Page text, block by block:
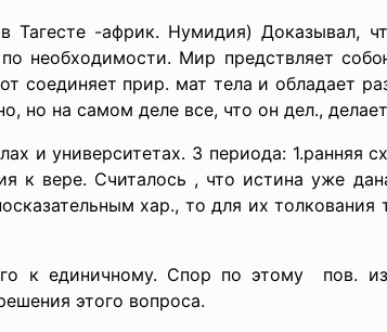
Тагесте -африк. Нумидия) Доказывал,
Мир предствляет
соединяет прир. мат тела и обладает
но на самом деле все, что он дел., делает
и университетах. 3 периода: 1.ранняя
к вере. Считалось , что истина уже
хар., то для их толкования
к единичному. Спор по этому пов.
этого вопроса.